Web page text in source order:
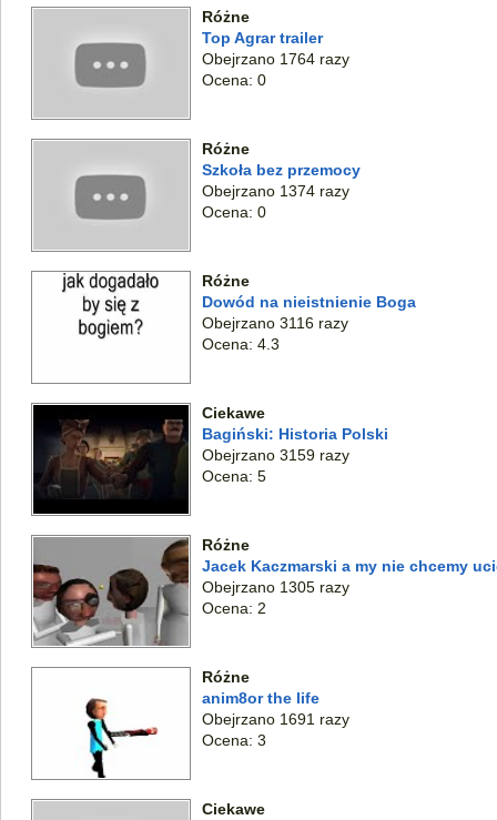
Różne
Top Agrar trailer
Obejrzano 1764 razy
Ocena: 0
Różne
Szkoła bez przemocy
Obejrzano 1374 razy
Ocena: 0
Różne
Dowód na nieistnienie Boga
Obejrzano 3116 razy
Ocena: 4.3
Ciekawe
Bagiński: Historia Polski
Obejrzano 3159 razy
Ocena: 5
Różne
Jacek Kaczmarski a my nie chcemy
Obejrzano 1305 razy
Ocena: 2
Różne
anim8or the life
Obejrzano 1691 razy
Ocena: 3
Ciekawe